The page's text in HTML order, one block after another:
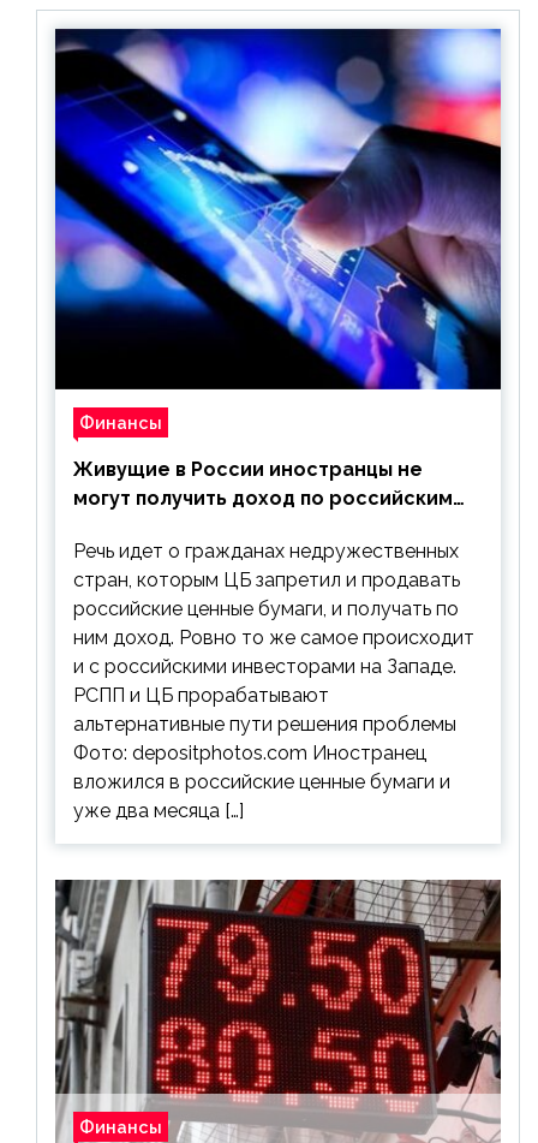
Финансы
Живущие в России иностранцы не
могут получить доход по российским
Речь идет о гражданах недружественных
стран, которым ЦБ запретил и продавать
российские ценные бумаги, и получать по
ним доход. Ровно то же самое происходит
и с российскими инвесторами на Западе.
РСПП и ЦБ прорабатывают
альтернативные пути решения проблемы
Фото: depositphotos.com Иностранец
вложился в российские ценные бумаги и
уже два месяца […]
Финансы